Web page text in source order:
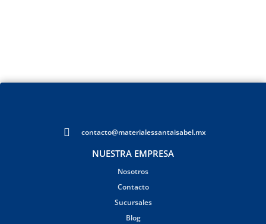
contacto@materialessantaisabel.mx
NUESTRA EMPRESA
Nosotros
Contacto
Sucursales
Blog